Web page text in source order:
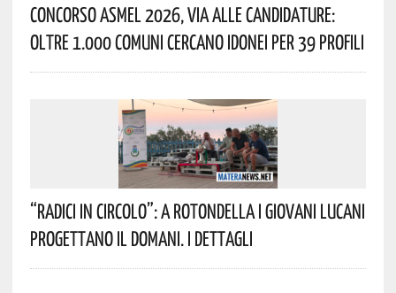
Concorso Asmel 2026, Via Alle Candidature:
Oltre 1.000 Comuni Cercano Idonei Per 39 Profili
“Radici In Circolo”: A Rotondella I Giovani Lucani
Progettano Il Domani. I Dettagli